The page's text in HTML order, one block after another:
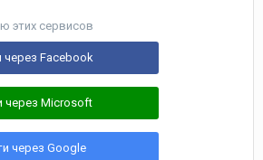
этих сервисов
через Facebook
через Microsoft
через Google